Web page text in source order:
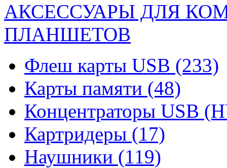
АКСЕССУАРЫ ДЛЯ
ПЛАНШЕТОВ
Флеш карты USB (233)
Карты памяти (48)
Концентраторы USB
Картридеры (17)
Наушники (119)